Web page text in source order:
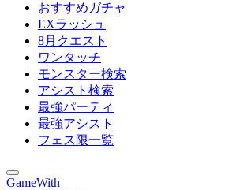
おすすめガチャ
EXラッシュ
8月クエスト
ワンタッチ
モンスター検索
アシスト検索
最強パーティ
最強アシスト
フェス限一覧
GameWith